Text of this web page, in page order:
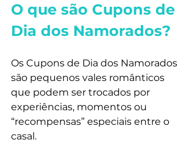
O que são Cupons de
Dia dos Namorados?
Os Cupons de Dia dos Namorados
são pequenos vales românticos
que podem ser trocados por
experiências, momentos ou
“recompensas” especiais entre o
casal.